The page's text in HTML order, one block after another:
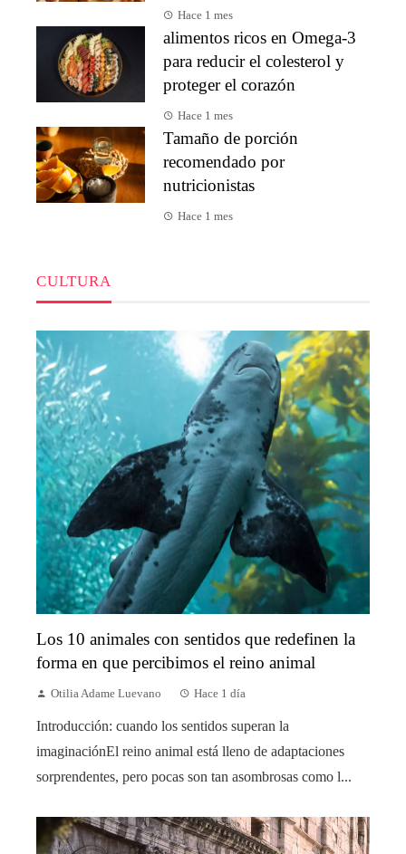
Hace 1 mes
alimentos ricos en Omega-3
para reducir el colesterol y
proteger el corazón
Hace 1 mes
Tamaño de porción
recomendado por
nutricionistas
Hace 1 mes
CULTURA
Los 10 animales con sentidos que redefinen la
forma en que percibimos el reino animal
Otilia Adame Luevano Hace 1 día
Introducción: cuando los sentidos superan la
imaginaciónEl reino animal está lleno de adaptaciones
sorprendentes, pero pocas son tan asombrosas como l...